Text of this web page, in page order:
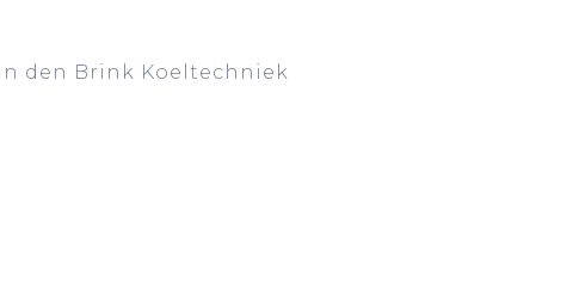
den Brink Koeltechniek